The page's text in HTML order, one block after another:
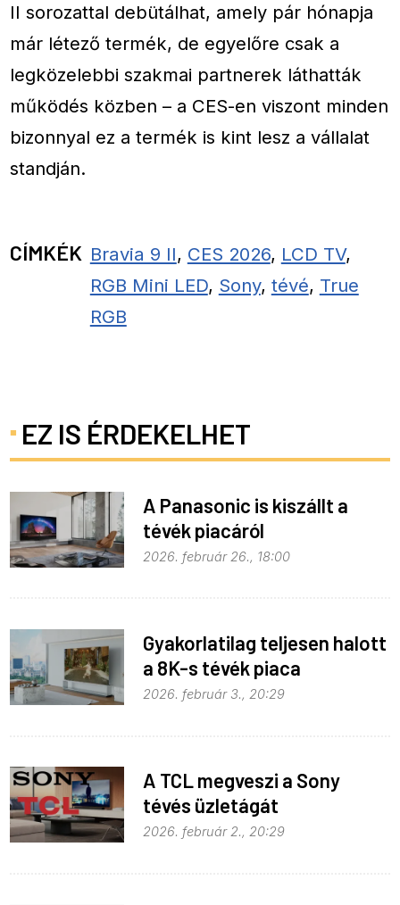
II sorozattal debütálhat, amely pár hónapja
már létező termék, de egyelőre csak a
legközelebbi szakmai partnerek láthatták
működés közben – a CES-en viszont minden
bizonnyal ez a termék is kint lesz a vállalat
standján.
CÍMKÉK Bravia 9 II, CES 2026, LCD TV,
RGB Mini LED, Sony, tévé, True
RGB
EZ IS ÉRDEKELHET
A Panasonic is kiszállt a
tévék piacáról
2026. február 26., 18:00
Gyakorlatilag teljesen halott
a 8K-s tévék piaca
2026. február 3., 20:29
A TCL megveszi a Sony
tévés üzletágát
2026. február 2., 20:29